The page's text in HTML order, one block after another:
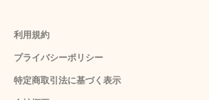
利用規約
プライバシーポリシー
特定商取引法に基づく表示